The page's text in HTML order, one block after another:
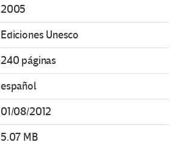
2005
Ediciones Unesco
240 páginas
español
01/08/2012
5.07 MB